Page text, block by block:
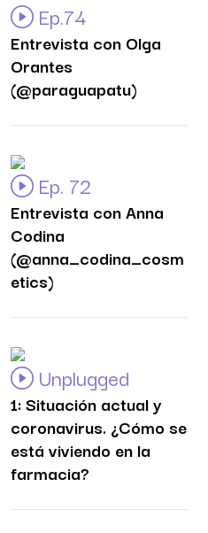
Ep.74
Entrevista con Olga
Orantes
(@paraguapatu)
Ep. 72
Entrevista con Anna
Codina
(@anna_codina_cosm
etics)
Unplugged
1: Situación actual y
coronavirus. ¿Cómo se
está viviendo en la
farmacia?